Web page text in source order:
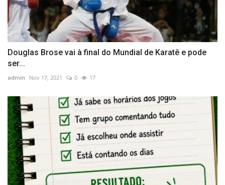
Douglas Brose vai à final do Mundial de Karatê e pode
ser...
admin Nov 17, 2021 0 17